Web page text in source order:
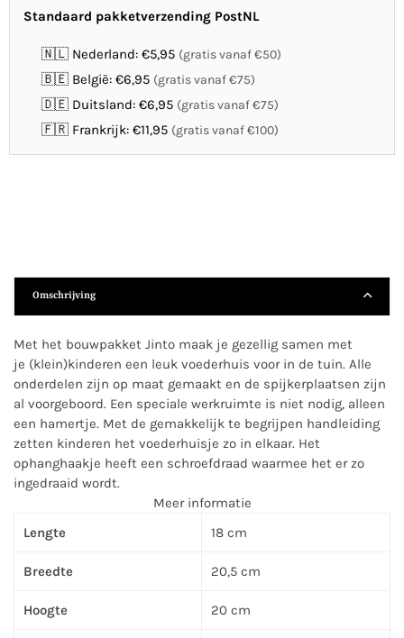
Standaard pakketverzending PostNL
🇳🇱 Nederland: €5,95 (gratis vanaf €50)
🇧🇪 België: €6,95 (gratis vanaf €75)
🇩🇪 Duitsland: €6,95 (gratis vanaf €75)
🇫🇷 Frankrijk: €11,95 (gratis vanaf €100)
Omschrijving
Met het bouwpakket Jinto maak je gezellig samen met
je (klein)kinderen een leuk voederhuis voor in de tuin. Alle
onderdelen zijn op maat gemaakt en de spijkerplaatsen zijn
al voorgeboord. Een speciale werkruimte is niet nodig, alleen
een hamertje. Met de gemakkelijk te begrijpen handleiding
zetten kinderen het voederhuisje zo in elkaar. Het
ophanghaakje heeft een schroefdraad waarmee het er zo
ingedraaid wordt.
Meer informatie
Lengte
18 cm
Breedte 20,5 cm
Hoogte 20 cm